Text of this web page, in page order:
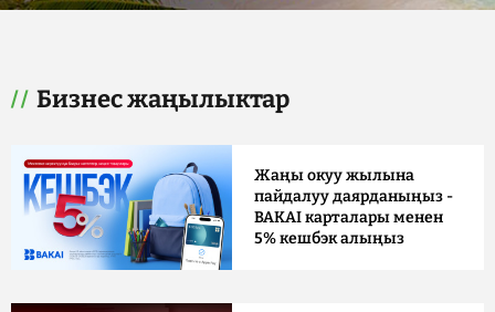
Бизнес жаңылыктар
Жаңы окуу жылына
пайдалуу даярданыңыз -
BAKAI карталары менен
5% кешбэк алыңыз